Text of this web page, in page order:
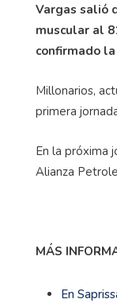
Vargas salió
muscular al
confirmado
Millonarios,
primera
En la próxima
Alianza
MÁS
En